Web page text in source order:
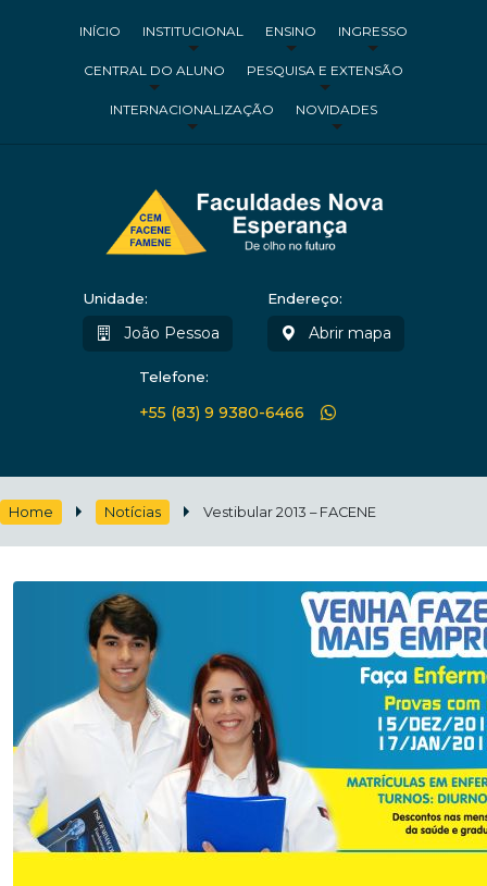
INÍCIO INSTITUCIONAL ENSINO INGRESSO
CENTRAL DO ALUNO PESQUISA E EXTENSÃO
INTERNACIONALIZAÇÃO NOVIDADES
Unidade:
João Pessoa
Endereço:
Abrir mapa
Telefone:
+55 (83) 9 9380-6466
Home Notícias Vestibular 2013 – FACENE